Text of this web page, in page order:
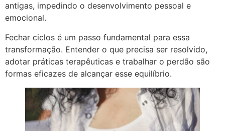
antigas, impedindo o desenvolvimento pessoal e
emocional.
Fechar ciclos é um passo fundamental para essa
transformação. Entender o que precisa ser resolvido,
adotar práticas terapêuticas e trabalhar o perdão são
formas eficazes de alcançar esse equilíbrio.